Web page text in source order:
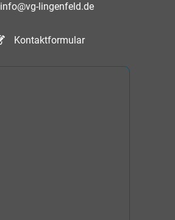
info@vg-lingenfeld.de
Kontaktformular